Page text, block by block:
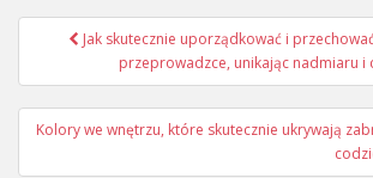
Nawigacja
Jak skutecznie uporządkować i
przeprowadzce, unikając nadmiaru i
Kolory we wnętrzu, które skutecznie ukrywają